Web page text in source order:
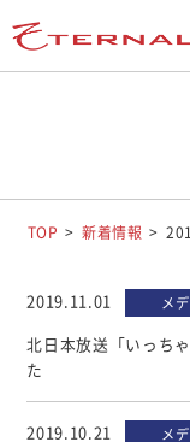
TOP 新着情報
2019.11.01 メ
北日本放送「いっち
た
2019.10.21 メ